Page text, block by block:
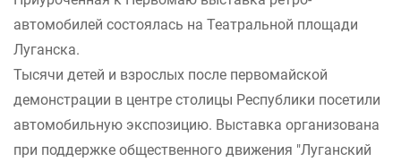
автомобилей состоялась на Театральной площади
Луганска.
Тысячи детей и взрослых после первомайской
демонстрации в центре столицы Республики посетили
автомобильную экспозицию. Выставка организована
при поддержке общественного движения "Луганский